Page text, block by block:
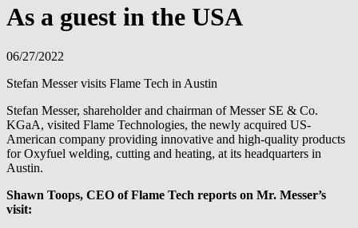
As a guest in the USA
06/27/2022
Stefan Messer visits Flame Tech in Austin
Stefan Messer, shareholder and chairman of Messer SE & Co.
KGaA, visited Flame Technologies, the newly acquired US-
American company providing innovative and high-quality products
for Oxyfuel welding, cutting and heating, at its headquarters in
Austin.
Shawn Toops, CEO of Flame Tech reports on Mr. Messer’s
visit: